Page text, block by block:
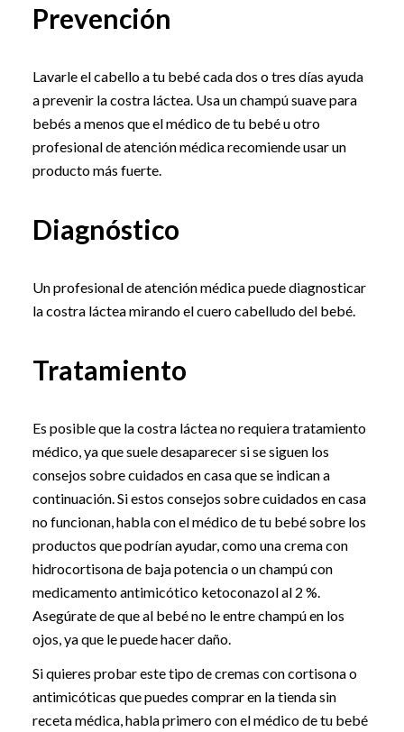
Prevención
Lavarle el cabello a tu bebé cada dos o tres días ayuda
a prevenir la costra láctea. Usa un champú suave para
bebés a menos que el médico de tu bebé u otro
profesional de atención médica recomiende usar un
producto más fuerte.
Diagnóstico
Un profesional de atención médica puede diagnosticar
la costra láctea mirando el cuero cabelludo del bebé.
Tratamiento
Es posible que la costra láctea no requiera tratamiento
médico, ya que suele desaparecer si se siguen los
consejos sobre cuidados en casa que se indican a
continuación. Si estos consejos sobre cuidados en casa
no funcionan, habla con el médico de tu bebé sobre los
productos que podrían ayudar, como una crema con
hidrocortisona de baja potencia o un champú con
medicamento antimicótico ketoconazol al 2 %.
Asegúrate de que al bebé no le entre champú en los
ojos, ya que le puede hacer daño.
Si quieres probar este tipo de cremas con cortisona o
antimicóticas que puedes comprar en la tienda sin
receta médica, habla primero con el médico de tu bebé